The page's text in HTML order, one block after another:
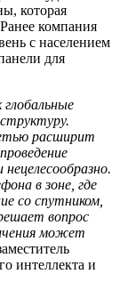
которая
компания
с населением
для
расширит
в зоне, где
со спутником,
вопрос
может
интеллекта и